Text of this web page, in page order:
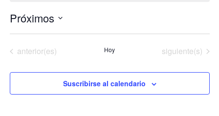
Próximos
la
Eventos
anterior(es) Hoy Eventos
siguiente(s)
Suscribirse al calendario